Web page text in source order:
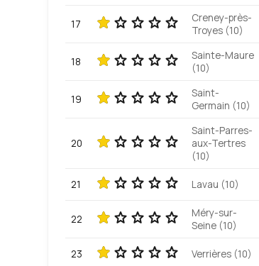
17
Creney-près-
Troyes (10)
18
Sainte-Maure
(10)
19
Saint-
Germain (10)
20
Saint-Parres-
aux-Tertres
(10)
21 Lavau (10)
22
Méry-sur-
Seine (10)
23 Verrières (10)